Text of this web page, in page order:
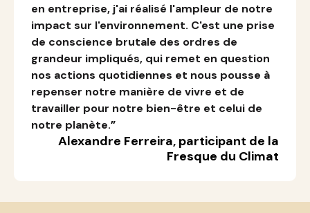
en entreprise, j'ai réalisé l'ampleur de notre
impact sur l'environnement. C'est une prise
de conscience brutale des ordres de
grandeur impliqués, qui remet en question
nos actions quotidiennes et nous pousse à
repenser notre manière de vivre et de
travailler pour notre bien-être et celui de
notre planète.”
Alexandre Ferreira, participant de la
Fresque du Climat